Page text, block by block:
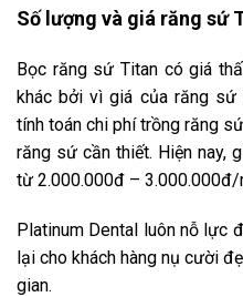
Số lượng và giá răng sứ
Bọc răng sứ Titan có giá
khác bởi vì giá của răng sứ
tính toán chi phí trồng răng
răng sứ cần thiết. Hiện nay,
từ 2.000.000đ – 3.000.000đ/
Platinum Dental luôn nỗ lực
lại cho khách hàng nụ cười
gian.